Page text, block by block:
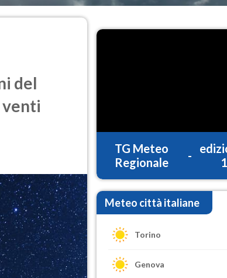
del
TG Meteo
Regionale
-
Meteo città italiane
Torino
Genova